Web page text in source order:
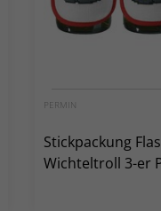
PERMIN
Stickpackung
Wichteltroll 3-er